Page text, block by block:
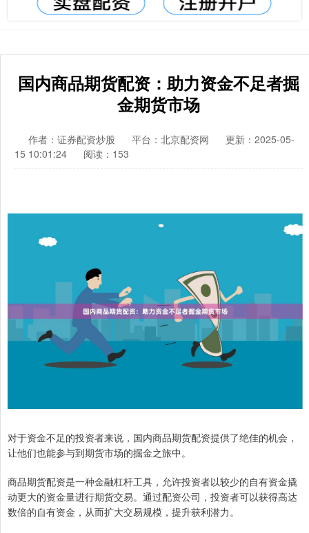
国内商品期货配资：助力资金不足者掘
金期货市场
作者：证券配资炒股 平台：北京配资网
更新：2025-05-
15 10:01:24
阅读：153
对于资金不足的投资者来说，国内商品期货配资提供了绝佳的机会，
让他们也能参与到期货市场的掘金之旅中。
商品期货配资是一种金融杠杆工具，允许投资者以较少的自有资金撬
动更大的资金量进行期货交易。通过配资公司，投资者可以获得高达
数倍的自有资金，从而扩大交易规模，提升获利潜力。